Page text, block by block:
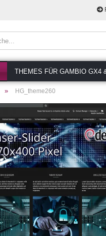
THEMES FÜR GAMBIO GX4
» HG_theme260